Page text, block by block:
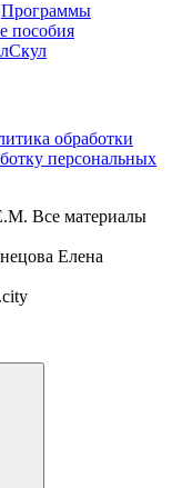
Программы
пособия
обработки
персональных
Все материалы
Елена